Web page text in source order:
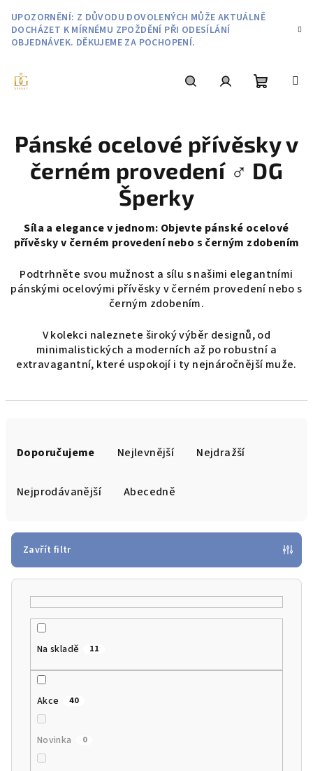
obsah
UPOZORNĚNÍ: Z DŮVODU DOVOLENÝCH MŮŽE AKTUÁLNĚ
DOCHÁZET K MÍRNÉMU ZPOŽDĚNÍ PŘI ODESÍLÁNÍ
OBJEDNÁVEK. DĚKUJEME ZA POCHOPENÍ.
košík
Pánské ocelové přívěsky v
černém provedení ♂️ DG
Šperky
Síla a elegance v jednom: Objevte pánské ocelové
přívěsky v černém provedení nebo s černým zdobením
Podtrhněte svou mužnost a sílu s našimi elegantními
pánskými ocelovými přívěsky v černém provedení nebo s
černým zdobením.
V kolekci naleznete široký výběr designů, od
minimalistických a moderních až po robustní a
extravagantní, které uspokojí i ty nejnáročnější muže.
r
o
Doporučujeme Nejlevnější Nejdražší
Nejprodávanější Abecedně
Zavřít filtr
Na skladě 11
Akce 40
Novinka 0